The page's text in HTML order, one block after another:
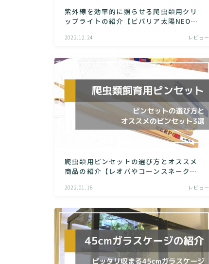
紫外線を効率的に照らせる爬虫類用クリ
ップライトの紹介【ビバリア太陽NEOレ
2022.12.24 レビュー
爬虫類用ピンセットの選び方とオススメ
商品の紹介【レオパやコーンスネークの
2022.01.16 レビュー